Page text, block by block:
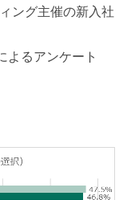
ング主催の新入社
よるアンケート